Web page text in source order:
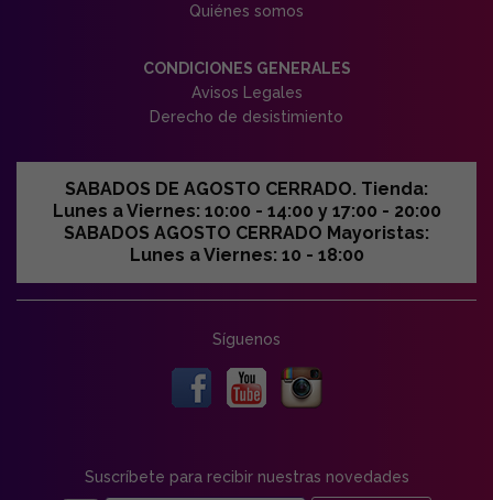
Quiénes somos
CONDICIONES GENERALES
Avisos Legales
Derecho de desistimiento
SABADOS DE AGOSTO CERRADO. Tienda:
Lunes a Viernes: 10:00 - 14:00 y 17:00 - 20:00
SABADOS AGOSTO CERRADO Mayoristas:
Lunes a Viernes: 10 - 18:00
Síguenos
Suscríbete para recibir nuestras novedades